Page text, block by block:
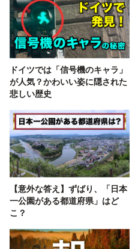
ドイツでは「信号機のキャラ」
が人気？かわいい姿に隠された
悲しい歴史
【意外な答え】ずばり、「日本
一公園がある都道府県」はど
こ？